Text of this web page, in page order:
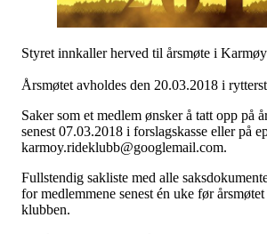
Styret innkaller herved til årsmøte i
Årsmøtet avholdes den 20.03.2018 i
Saker som et medlem ønsker å tatt opp på
senest 07.03.2018 i forslagskasse eller på
karmoy.rideklubb@googlemail.com.
Fullstendig sakliste med alle
for medlemmene senest én uke før
klubben.